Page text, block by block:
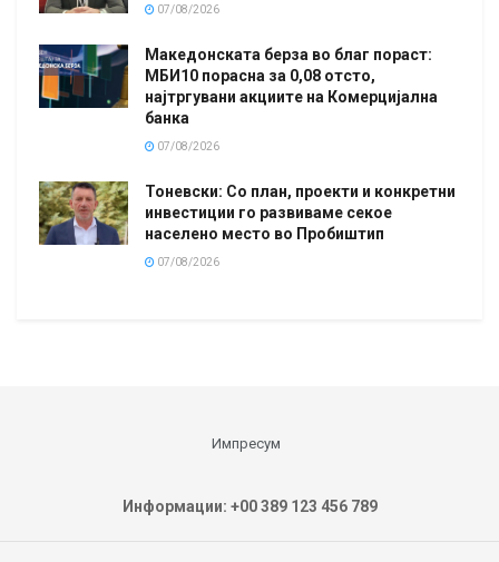
07/08/2026
Македонската берза во благ пораст:
МБИ10 порасна за 0,08 отсто,
најтргувани акциите на Комерцијална
банка
07/08/2026
Тоневски: Со план, проекти и конкретни
инвестиции го развиваме секое
населено место во Пробиштип
07/08/2026
Импресум
Информации: +00 389 123 456 789